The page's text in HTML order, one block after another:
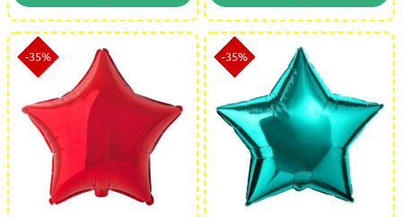
-35% -35%